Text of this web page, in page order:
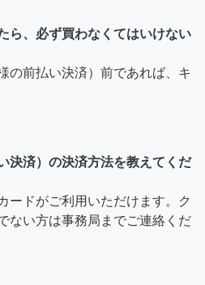
ら、必ず買わなくてはいけない
の前払い決済）前であれば、キ
決済）の決済方法を教えてくだ
ードがご利用いただけます。ク
ない方は事務局までご連絡くだ